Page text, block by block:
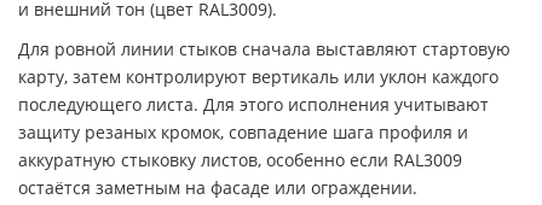
и внешний тон (цвет RAL3009).
Для ровной линии стыков сначала выставляют стартовую
карту, затем контролируют вертикаль или уклон каждого
последующего листа. Для этого исполнения учитывают
защиту резаных кромок, совпадение шага профиля и
аккуратную стыковку листов, особенно если RAL3009
остаётся заметным на фасаде или ограждении.